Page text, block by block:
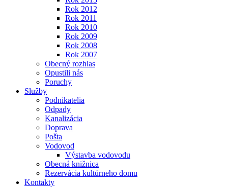
Rok 2012
Rok 2011
Rok 2010
Rok 2009
Rok 2008
Rok 2007
Obecný rozhlas
Opustili nás
Poruchy
Služby
Podnikatelia
Odpady
Kanalizácia
Doprava
Pošta
Vodovod
Výstavba vodovodu
Obecná knižnica
Rezervácia kultúrneho domu
Kontakty